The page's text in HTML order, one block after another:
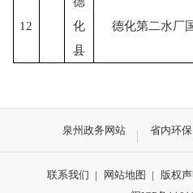
12
化
县
德化第二水厂
泉州政务网站 省内环
联系我们 | 网站地图 | 版权